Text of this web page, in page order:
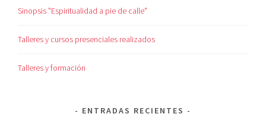
Sinopsis "Espiritualidad a pie de calle"
Talleres y cursos presenciales realizados
Talleres y formación
ENTRADAS RECIENTES